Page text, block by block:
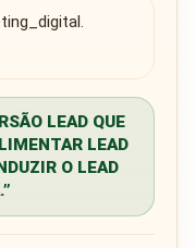
LEAD QUE
LEAD
O LEAD